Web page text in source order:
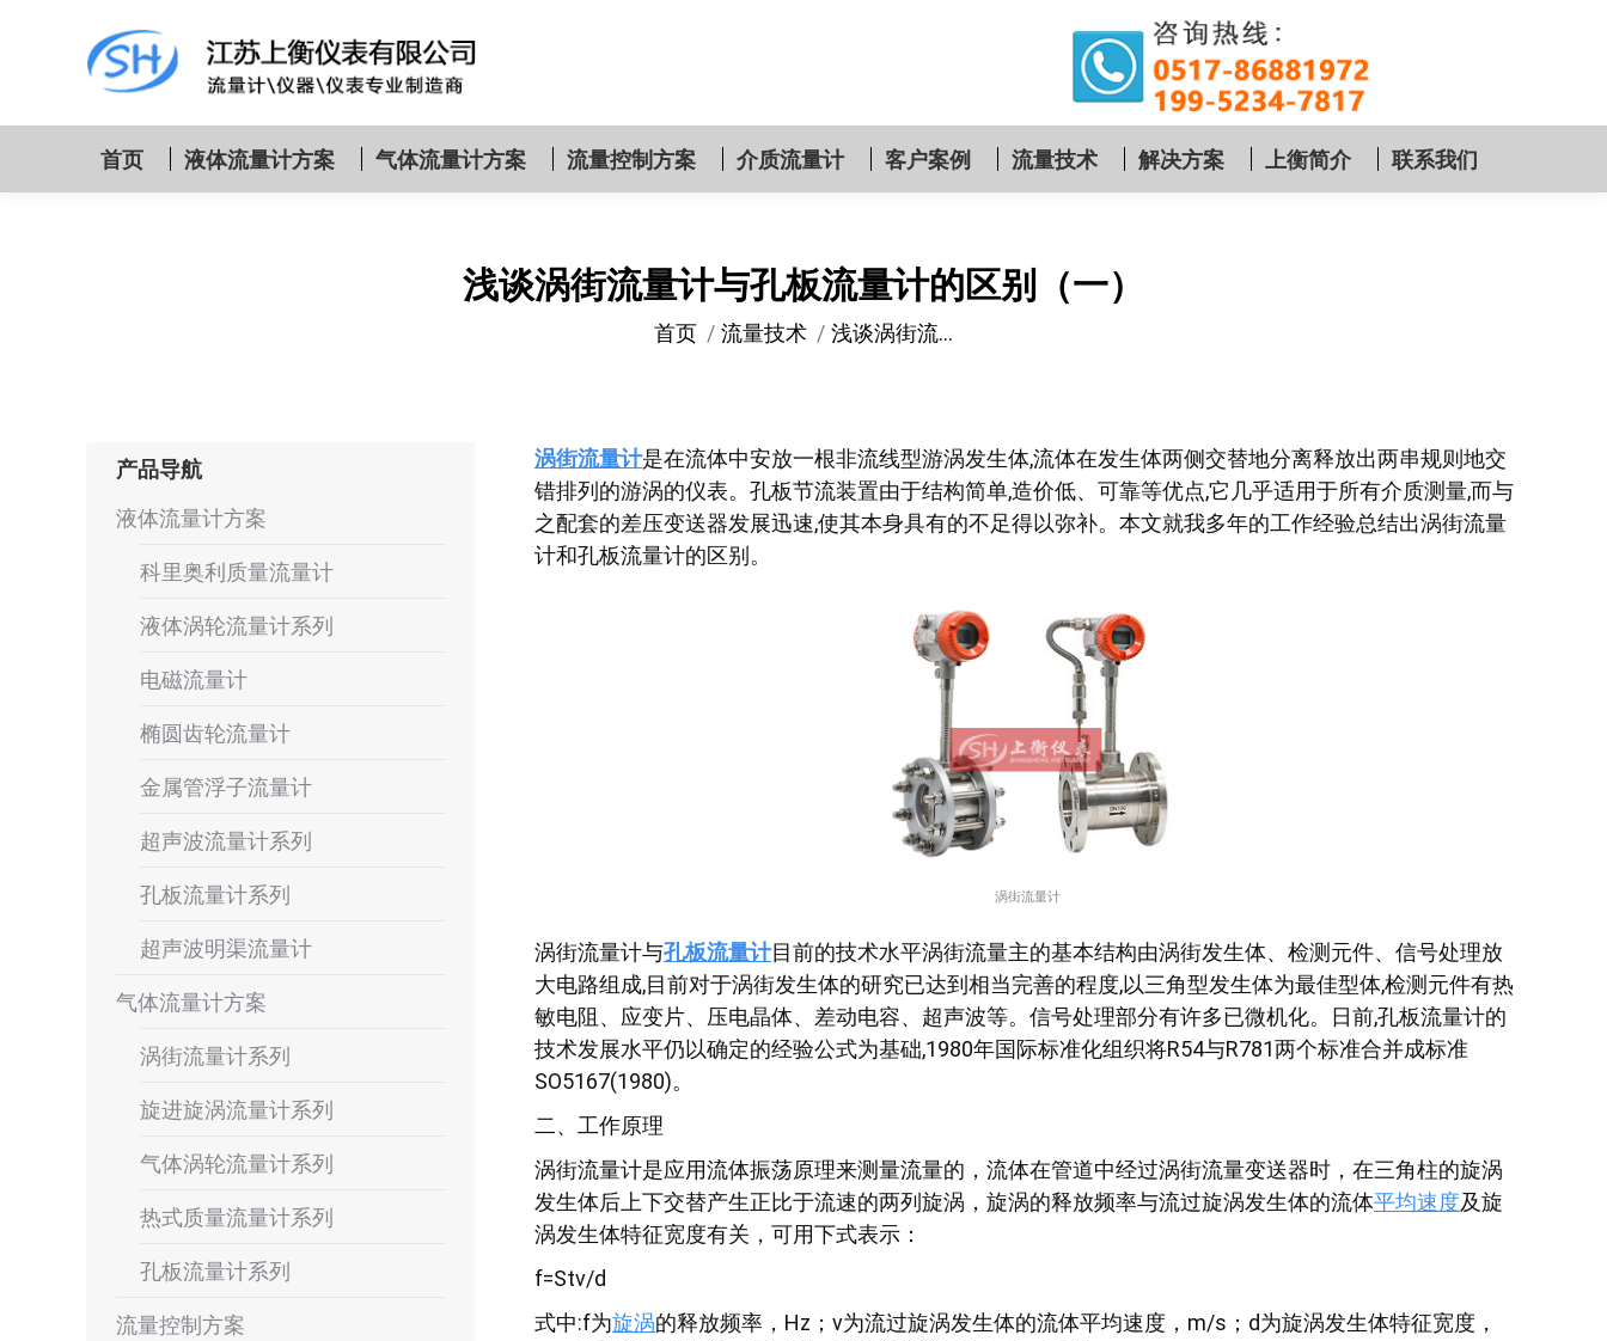
首页 液体流量计方案 气体流量计方案 流量控制方案 介质流量计 客户案例 流量技术 解决方案 上衡简介 联系我们
浅谈涡街流量计与孔板流量计的区别（一）
您在这里：
首页 流量技术 浅谈涡街流…
涡街流量计是在流体中安放一根非流线型游涡发生体,流体在发生体两侧交替地分离释放出两串规则地交
错排列的游涡的仪表。孔板节流装置由于结构简单,造价低、可靠等优点,它几乎适用于所有介质测量,而与
之配套的差压变送器发展迅速,使其本身具有的不足得以弥补。本文就我多年的工作经验总结出涡街流量
计和孔板流量计的区别。
涡街流量计
涡街流量计与孔板流量计目前的技术水平涡街流量主的基本结构由涡街发生体、检测元件、信号处理放
大电路组成,目前对于涡街发生体的研究已达到相当完善的程度,以三角型发生体为最佳型体,检测元件有热
敏电阻、应变片、压电晶体、差动电容、超声波等。信号处理部分有许多已微机化。日前,孔板流量计的
技术发展水平仍以确定的经验公式为基础,1980年国际标准化组织将R54与R781两个标准合并成标准
SO5167(1980)。
二、工作原理
涡街流量计是应用流体振荡原理来测量流量的，流体在管道中经过涡街流量变送器时，在三角柱的旋涡
发生体后上下交替产生正比于流速的两列旋涡，旋涡的释放频率与流过旋涡发生体的流体平均速度及旋
涡发生体特征宽度有关，可用下式表示：
f=Stv/d
式中:f为旋涡的释放频率，Hz；v为流过旋涡发生体的流体平均速度，m/s；d为旋涡发生体特征宽度，
产品导航
液体流量计方案
科里奥利质量流量计
液体涡轮流量计系列
电磁流量计
椭圆齿轮流量计
金属管浮子流量计
超声波流量计系列
孔板流量计系列
超声波明渠流量计
气体流量计方案
涡街流量计系列
旋进旋涡流量计系列
气体涡轮流量计系列
热式质量流量计系列
孔板流量计系列
流量控制方案